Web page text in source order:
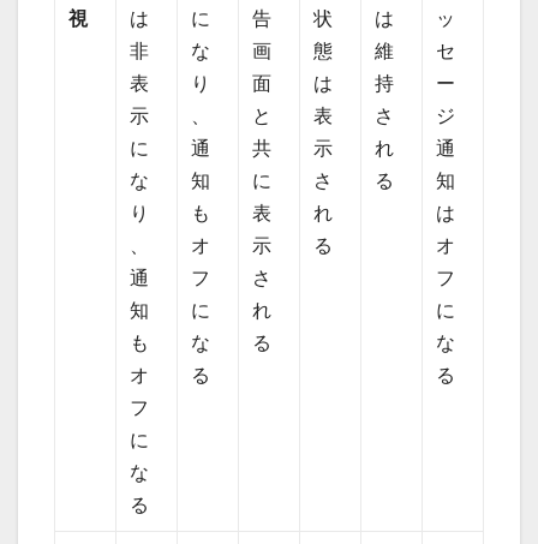
視
は
非
表
示
に
な
り
、
通
知
も
オ
フ
に
な
る
に
な
り
、
通
知
も
オ
フ
に
な
る
告
画
面
と
共
に
表
示
さ
れ
る
状
態
は
表
示
さ
れ
る
は
維
持
さ
れ
る
ッ
セ
ー
ジ
通
知
は
オ
フ
に
な
る